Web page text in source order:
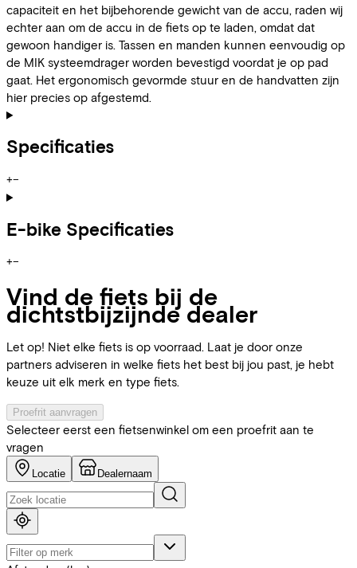
capaciteit en het bijbehorende gewicht van de accu, raden wij
echter aan om de accu in de fiets op te laden, omdat dat
gewoon handiger is. Tassen en manden kunnen eenvoudig op
de MIK systeemdrager worden bevestigd voordat je op pad
gaat. Het ergonomisch gevormde stuur en de handvatten zijn
hier precies op afgestemd.
Specificaties
+−
E-bike Specificaties
+−
Vind de fiets bij de
dichtstbijzijnde dealer
Let op! Niet elke fiets is op voorraad. Laat je door onze
partners adviseren in welke fiets het best bij jou past, je hebt
keuze uit elk merk en type fiets.
Proefrit aanvragen
Selecteer eerst een fietsenwinkel om een proefrit aan te
vragen
Locatie Dealernaam